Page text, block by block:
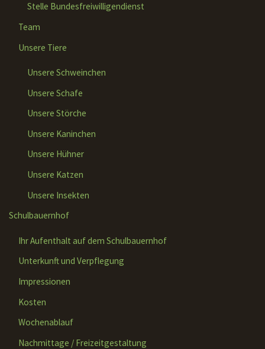
Stelle Bundesfreiwilligendienst
Team
Unsere Tiere
Unsere Schweinchen
Unsere Schafe
Unsere Störche
Unsere Kaninchen
Unsere Hühner
Unsere Katzen
Unsere Insekten
Schulbauernhof
Ihr Aufenthalt auf dem Schulbauernhof
Unterkunft und Verpflegung
Impressionen
Kosten
Wochenablauf
Nachmittage / Freizeitgestaltung